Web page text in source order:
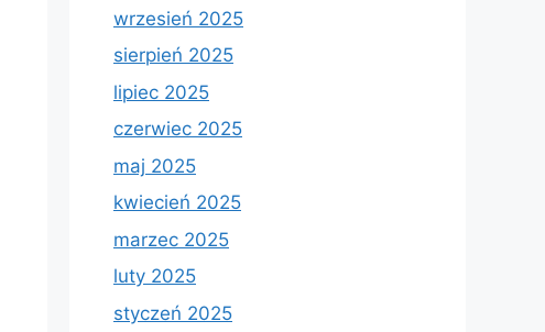
wrzesień 2025
sierpień 2025
lipiec 2025
czerwiec 2025
maj 2025
kwiecień 2025
marzec 2025
luty 2025
styczeń 2025